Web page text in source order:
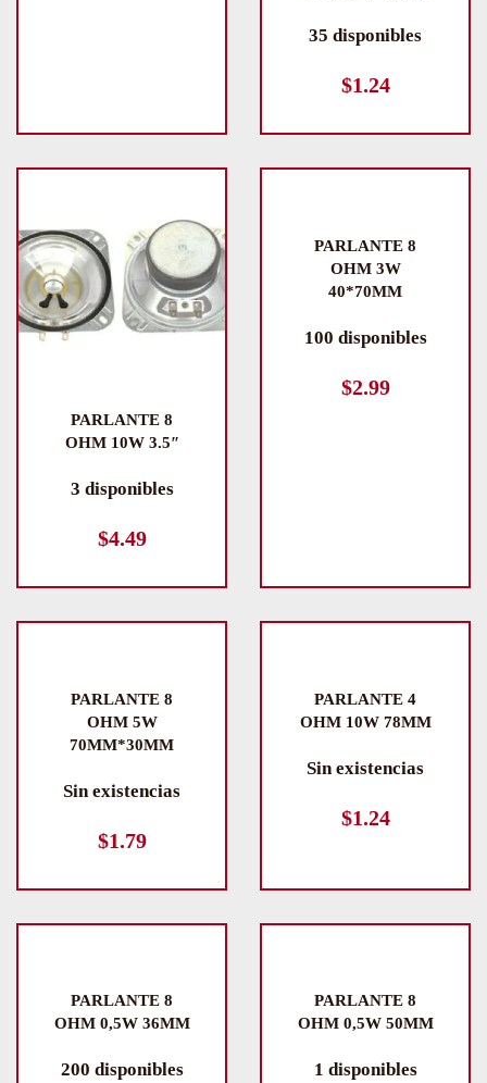
35 disponibles
$1.24
PARLANTE 8
OHM 10W 3.5″
3 disponibles
$4.49
PARLANTE 8
OHM 3W
40*70MM
100 disponibles
$2.99
PARLANTE 8
OHM 5W
70MM*30MM
Sin existencias
$1.79
PARLANTE 4
OHM 10W 78MM
Sin existencias
$1.24
PARLANTE 8
OHM 0,5W 36MM
200 disponibles
PARLANTE 8
OHM 0,5W 50MM
1 disponibles